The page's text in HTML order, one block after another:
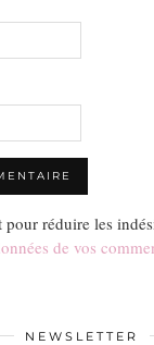
réduire les
de vos
NEWSLETTER